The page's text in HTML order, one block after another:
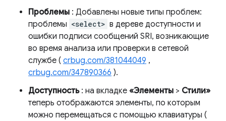
Проблемы : Добавлены новые типы проблем:
проблемы <select> в дереве доступности и
ошибки подписи сообщений SRI, возникающие
во время анализа или проверки в сетевой
службе ( crbug.com/381044049 ,
crbug.com/347890366 ).
Доступность: на вкладке «Элементы > Стили»
теперь отображаются элементы, по которым
можно перемещаться с помощью клавиатуры (